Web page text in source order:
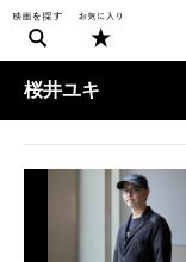
桜井ユキ